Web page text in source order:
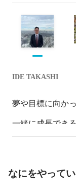
IDE TAKASHI
夢や目標に向か
一緒に成長でき
なにをやって